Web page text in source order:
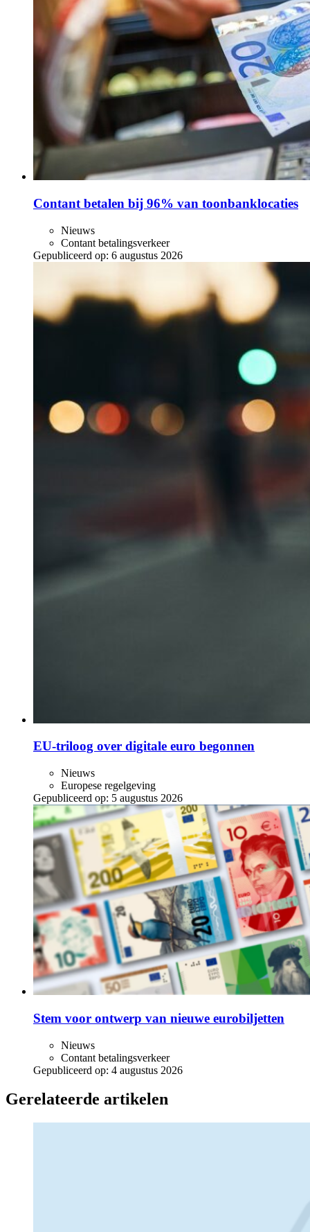
Contant betalen bij 96% van toonbanklocaties
Nieuws
Contant betalingsverkeer
Gepubliceerd op: 6 augustus 2026
EU-triloog over digitale euro begonnen
Nieuws
Europese regelgeving
Gepubliceerd op: 5 augustus 2026
Stem voor ontwerp van nieuwe eurobiljetten
Nieuws
Contant betalingsverkeer
Gepubliceerd op: 4 augustus 2026
Gerelateerde artikelen